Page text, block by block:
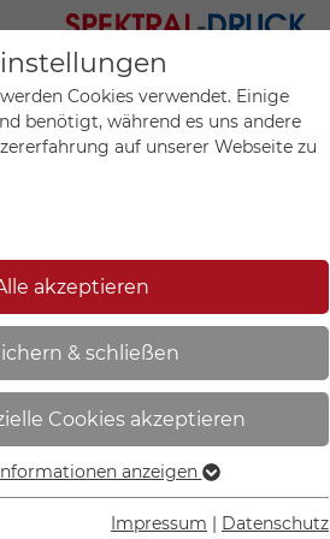
Mo.-Fr. 09:00-17:00
+49 (0)711 55 75 25
| klappbar,
- 57.2373
Cookies verwendet. Einige
benötigt, während es uns andere
auf unserer Webseite zu
akzeptieren
& schließen
Cookies akzeptieren
für grundlegende Funktionen
anzeigen
Impressum Datenschutz